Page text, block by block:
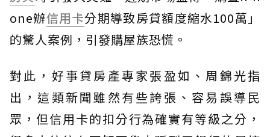
one辦信用卡分期導致房貸額度縮水100萬」
的驚人案例，引發購屋族恐慌。
對此，好事貸房產專家張盈如、周錦光指
出，這類新聞雖然有些誇張、容易誤導民
眾，但信用卡的扣分行為確實有等級之分，